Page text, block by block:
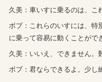
久美：車いすに乗るのは、こ
ボブ：これらのいすには、特
に乗って容易に動くことがで
久美：いいえ、できません。
ボブ：君ならできるよ。少し